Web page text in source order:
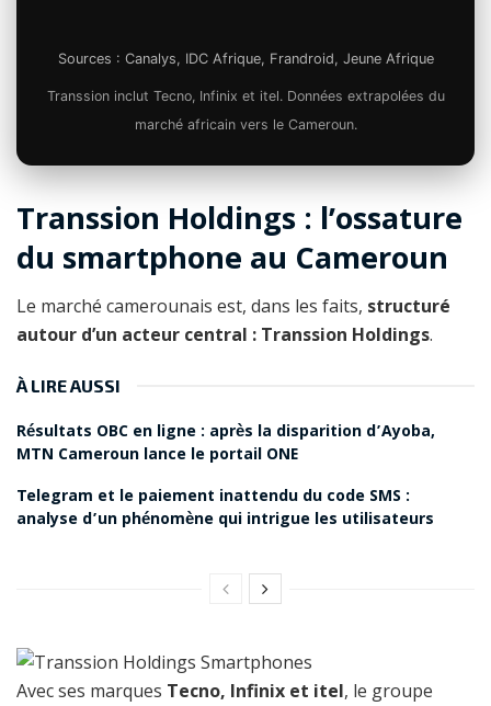
Sources : Canalys, IDC Afrique, Frandroid, Jeune Afrique
Transsion inclut Tecno, Infinix et itel. Données extrapolées du
marché africain vers le Cameroun.
Transsion Holdings : l’ossature
du smartphone au Cameroun
Le marché camerounais est, dans les faits, structuré
autour d’un acteur central : Transsion Holdings.
À LIRE AUSSI
Résultats OBC en ligne : après la disparition d’Ayoba,
MTN Cameroun lance le portail ONE
Telegram et le paiement inattendu du code SMS :
analyse d’un phénomène qui intrigue les utilisateurs
Avec ses marques Tecno, Infinix et itel, le groupe